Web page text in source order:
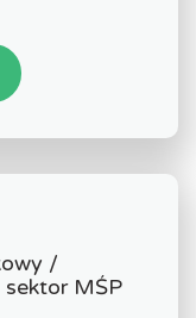
/
sektor MŚP